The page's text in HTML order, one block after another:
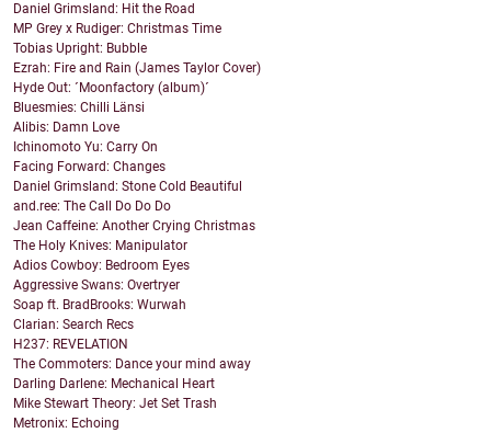
Daniel Grimsland: Hit the Road
MP Grey x Rudiger: Christmas Time
Tobias Upright: Bubble
Ezrah: Fire and Rain (James Taylor Cover)
Hyde Out: ´Moonfactory (album)´
Bluesmies: Chilli Länsi
Alibis: Damn Love
Ichinomoto Yu: Carry On
Facing Forward: Changes
Daniel Grimsland: Stone Cold Beautiful
and.ree: The Call Do Do Do
Jean Caffeine: Another Crying Christmas
The Holy Knives: Manipulator
Adios Cowboy: Bedroom Eyes
Aggressive Swans: Overtryer
Soap ft. BradBrooks: Wurwah
Clarian: Search Recs
H237: REVELATION
The Commoters: Dance your mind away
Darling Darlene: Mechanical Heart
Mike Stewart Theory: Jet Set Trash
Metronix: Echoing